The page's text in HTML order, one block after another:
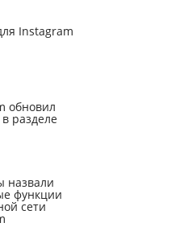
Instagram
обновил
разделе
назвали
функции
сети